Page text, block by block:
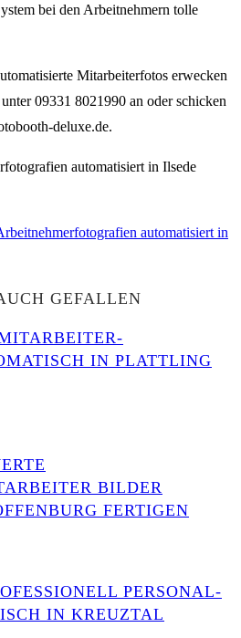
bei den Arbeitnehmern tolle
Mitarbeiterfotos erwecken
09331 8021990 an oder schicken
deluxe.de.
automatisiert in
GEFALLEN
IN PLATTLING
BILDER S
FERTIGEN
PERSONAL-
IN KREUZTAL